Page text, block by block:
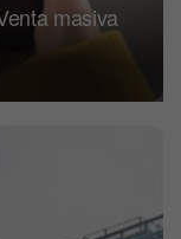
masiva